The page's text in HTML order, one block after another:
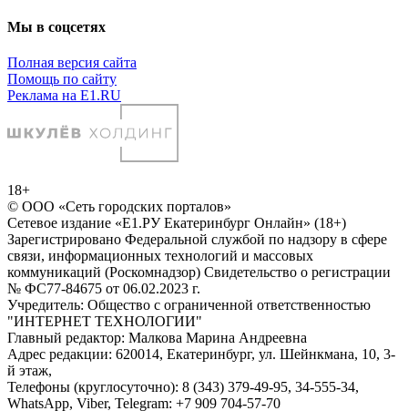
Мы в соцсетях
Полная версия сайта
Помощь по сайту
Реклама на E1.RU
18+
© ООО «Сеть городских порталов»
Сетевое издание «Е1.РУ Екатеринбург Онлайн» (18+)
Зарегистрировано Федеральной службой по надзору в сфере
связи, информационных технологий и массовых
коммуникаций (Роскомнадзор) Свидетельство о регистрации
№ ФС77-84675 от 06.02.2023 г.
Учредитель: Общество с ограниченной ответственностью
"ИНТЕРНЕТ ТЕХНОЛОГИИ"
Главный редактор: Малкова Марина Андреевна
Адрес редакции: 620014, Екатеринбург, ул. Шейнкмана, 10, 3-
й этаж,
Телефоны (круглосуточно): 8 (343) 379-49-95, 34-555-34,
WhatsApp, Viber, Telegram: +7 909 704-57-70